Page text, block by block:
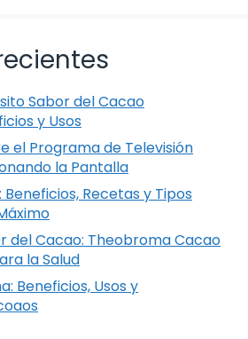
Sabor del Cacao
y Usos
el Programa de Televisión
la Pantalla
Recetas y Tipos
del Cacao: Theobroma Cacao
la Salud
Beneficios, Usos y